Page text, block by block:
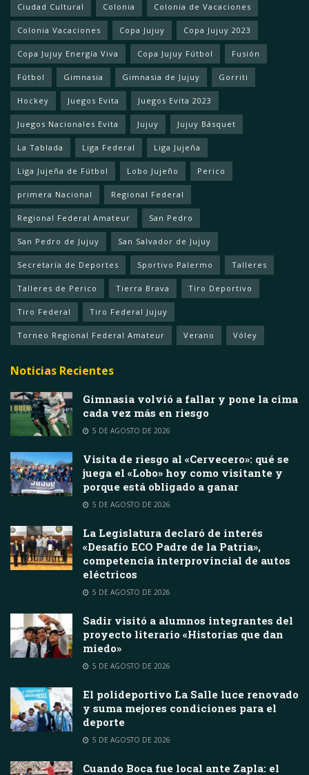
Ciudad Cultural Colonia Colonia de Vacaciones
Colonia Vacaciones Copa Jujuy Copa Jujuy 2023
Copa Jujuy Energía Viva Copa Jujuy Fútbol Fusión
Fútbol Gimnasia Gimnasia de Jujuy Gorriti
Hockey Juegos Evita Juegos Evita 2023
Juegos Nacionales Evita Jujuy Jujuy Básquet
La Tablada Liga Federal Liga Jujeña
Liga Jujeña de Fútbol Lobo Jujeño Perico
primera Nacional Regional Federal
Regional Federal Amateur San Pedro
San Pedro de Jujuy San Salvador de Jujuy
Secretaría de Deportes Sportivo Palermo Talleres
Talleres de Perico Tierra Brava Tiro Deportivo
Tiro Federal Tiro Federal Jujuy
Torneo Regional Federal Amateur Verano Vóley
Noticias Recientes
Gimnasia volvió a fallar y pone la cima
cada vez más en riesgo
5 DE AGOSTO DE 2026
Visita de riesgo al «Cervecero»: qué se
juega el «Lobo» hoy como visitante y
porque está obligado a ganar
5 DE AGOSTO DE 2026
La Legislatura declaró de interés
«Desafío ECO Padre de la Patria»,
competencia interprovincial de autos
eléctricos
5 DE AGOSTO DE 2026
Sadir visitó a alumnos integrantes del
proyecto literario «Historias que dan
miedo»
5 DE AGOSTO DE 2026
El polideportivo La Salle luce renovado
y suma mejores condiciones para el
deporte
5 DE AGOSTO DE 2026
Cuando Boca fue local ante Zapla: el